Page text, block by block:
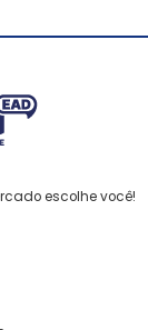
escolhe você!